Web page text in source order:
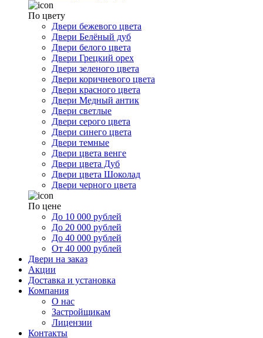
По цвету
Двери бежевого цвета
Двери Белёный дуб
Двери белого цвета
Двери Грецкий орех
Двери зеленого цвета
Двери коричневого цвета
Двери красного цвета
Двери Медный антик
Двери светлые
Двери серого цвета
Двери синего цвета
Двери темные
Двери цвета венге
Двери цвета Дуб
Двери цвета Шоколад
Двери черного цвета
По цене
До 10 000 рублей
До 20 000 рублей
До 40 000 рублей
От 40 000 рублей
Двери на заказ
Акции
Доставка и установка
Компания
О нас
Застройщикам
Лицензии
Контакты